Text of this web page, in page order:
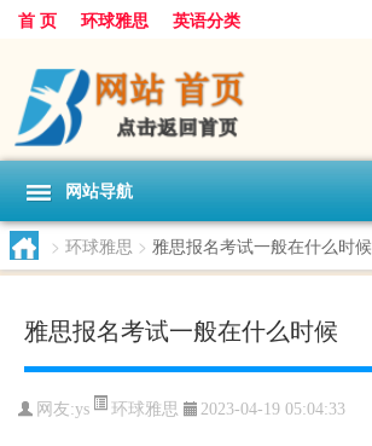
首 页 环球雅思 英语分类
网站导航
> 环球雅思 > 雅思报名考试一般在什么时候
雅思报名考试一般在什么时候
网友:ys 环球雅思 2023-04-19 05:04:33